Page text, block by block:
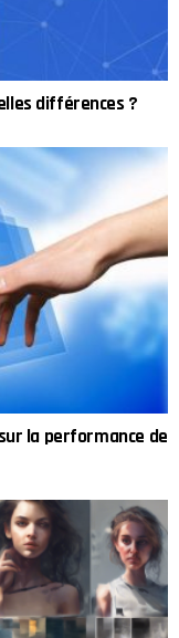
différences ?
la performance de